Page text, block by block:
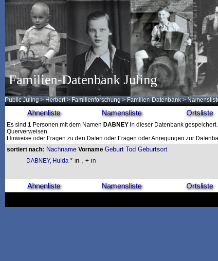
Familien-Datenbank Juling
Public Juling >Herbert >Familienforschung >Familien-Datenbank >
Ahnenliste Namensliste Ortsliste
Es sind 1 Personen mit dem Namen DABNEY in dieser Datenbank
Querverweisen.
Hinweise oder Fragen zu den Daten oder Fragen oder Anregungen zur
sortiert nach: Nachname Vorname Geburt Tod Geburtsort
DABNEY, Hulda * in , + in
Ahnenliste Namensliste Ortsliste